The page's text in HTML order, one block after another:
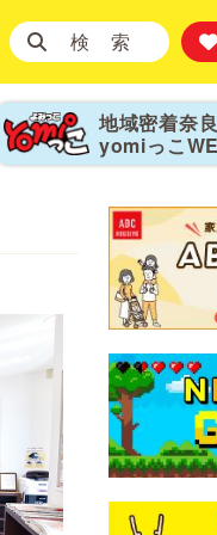
検 索
地域密着奈
yomiっこ